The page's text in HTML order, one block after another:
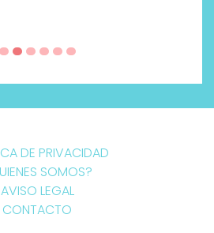
DE PRIVACIDAD
SOMOS?
AVISO LEGAL
CONTACTO